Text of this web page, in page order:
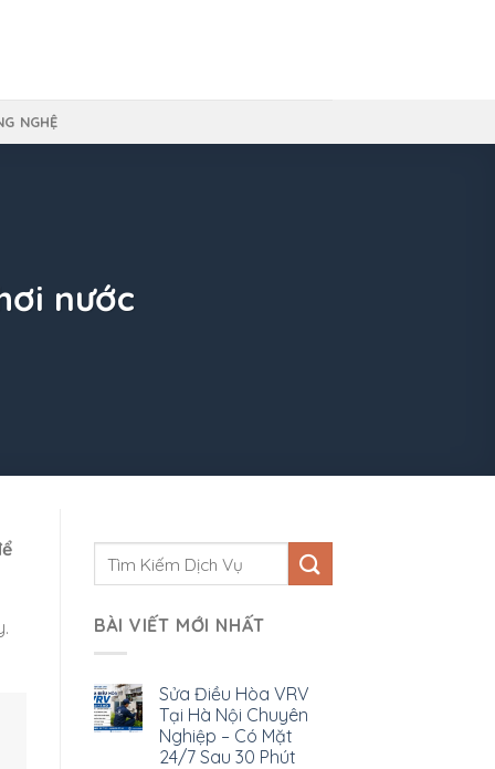
NGHỆ
nước
BÀI VIẾT MỚI NHẤT
Sửa Điều Hòa VRV
Tại Hà Nội Chuyên
Nghiệp – Có Mặt
24/7 Sau 30 Phút